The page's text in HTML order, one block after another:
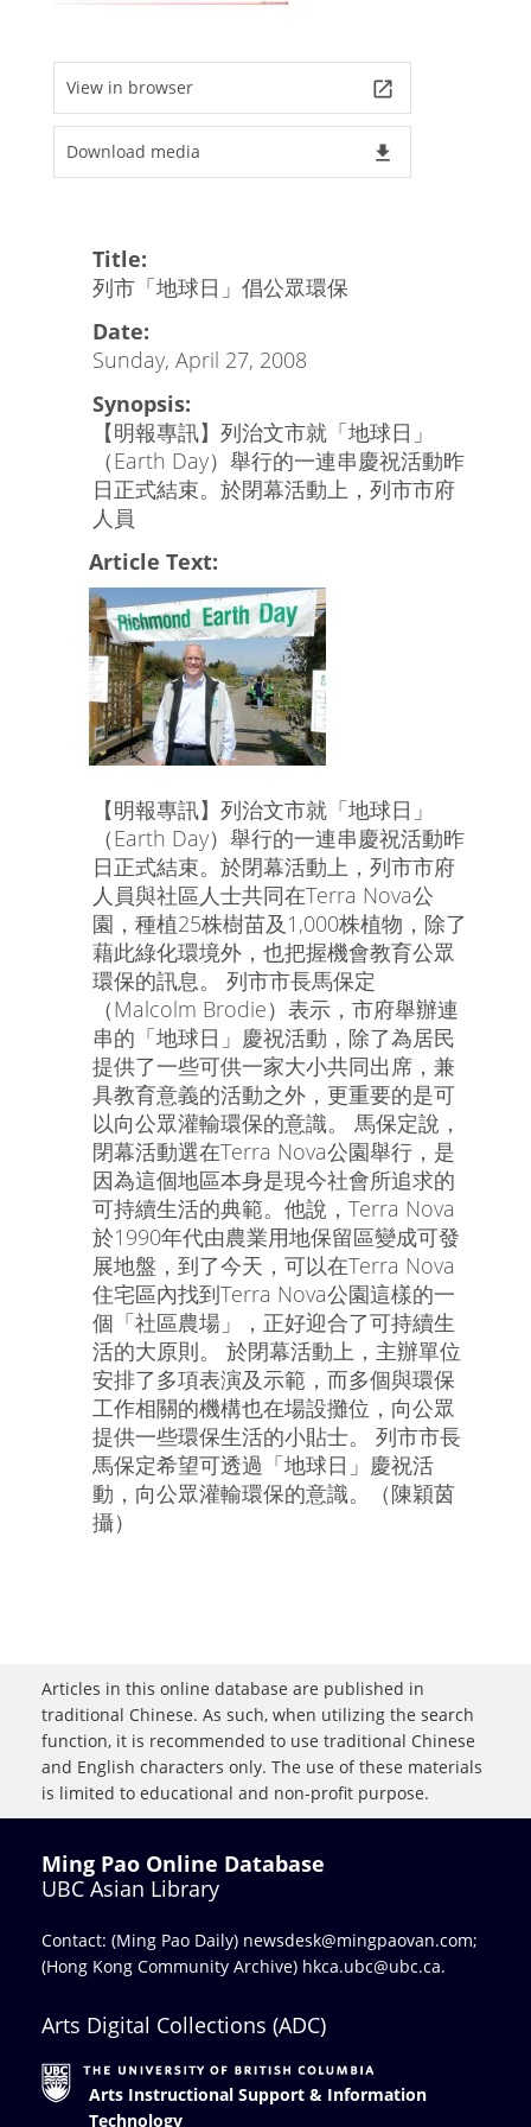
View in browser launch
Download media file_download
Title:
列市「地球日」倡公眾環保
Date:
Sunday, April 27, 2008
Synopsis:
【明報專訊】列治文市就「地球日」
（Earth Day）舉行的一連串慶祝活動昨
日正式結束。於閉幕活動上，列市市府
人員
Article Text:
【明報專訊】列治文市就「地球日」
（Earth Day）舉行的一連串慶祝活動昨
日正式結束。於閉幕活動上，列市市府
人員與社區人士共同在Terra Nova公
園，種植25株樹苗及1,000株植物，除了
藉此綠化環境外，也把握機會教育公眾
環保的訊息。 列市市長馬保定
（Malcolm Brodie）表示，市府舉辦連
串的「地球日」慶祝活動，除了為居民
提供了一些可供一家大小共同出席，兼
具教育意義的活動之外，更重要的是可
以向公眾灌輸環保的意識。 馬保定說，
閉幕活動選在Terra Nova公園舉行，是
因為這個地區本身是現今社會所追求的
可持續生活的典範。他說，Terra Nova
於1990年代由農業用地保留區變成可發
展地盤，到了今天，可以在Terra Nova
住宅區內找到Terra Nova公園這樣的一
個「社區農場」，正好迎合了可持續生
活的大原則。 於閉幕活動上，主辦單位
安排了多項表演及示範，而多個與環保
工作相關的機構也在場設攤位，向公眾
提供一些環保生活的小貼士。 列市市長
馬保定希望可透過「地球日」慶祝活
動，向公眾灌輸環保的意識。（陳穎茵
攝）
Articles in this online database are published in
traditional Chinese. As such, when utilizing the search
function, it is recommended to use traditional Chinese
and English characters only. The use of these materials
is limited to educational and non-profit purpose.
Ming Pao Online Database
UBC Asian Library
Contact: (Ming Pao Daily) newsdesk@mingpaovan.com;
(Hong Kong Community Archive) hkca.ubc@ubc.ca.
Arts Digital Collections (ADC)
Arts Instructional Support & Information
Technology